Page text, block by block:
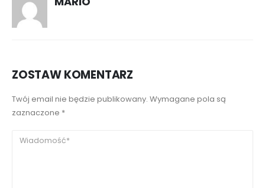
ZOSTAW KOMENTARZ
Twój email nie będzie publikowany. Wymagane pola są
zaznaczone *